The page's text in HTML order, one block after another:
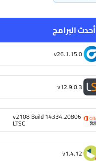
أحدث البرامج
v26.1.15.0
v12.9.0.3
v2108 Build 14334.20806
LTSC
v1.4.12